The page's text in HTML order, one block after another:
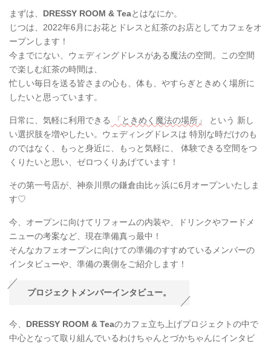
まずは、 DRESSY ROOM & Teaとはなにか。
じつは、2022年6月にお花とドレスと紅茶のお店としてカフェをオ
ープンします！
今までにない、ウェディングドレスがある魔法の空間。この空間
で楽しむ紅茶の時間は、
忙しい毎日を送る皆さまの心も、体も、やすらぎときめく場所に
したいと思っています。
日常に、気軽に利用できる 「ときめく魔法の場所」
という 新し
い選択肢を増やしたい。ウェディングドレスは 特別な時だけのも
のではなく、もっと身近に、もっと気軽に、 体験できる空間をつ
くりたいと思い、ゼロつくりあげています！
その第一号店が、神奈川県の鎌倉由比ヶ浜に6月オープンいたしま
す♡
今、オープンに向けてリフォームの内装や、ドリンクやフードメ
ニューの考案など、現在準備真っ最中！
そんなカフェオープンに向けての準備のすすめているメンバーの
インタビューや、準備の裏側をご紹介します！
プロジェクトメンバーインタビュー。
今、 DRESSY ROOM & Teaのカフェ立ち上げプロジェクトの中で
中心となって取り組んでいるわけちゃんとづかちゃんにインタビ